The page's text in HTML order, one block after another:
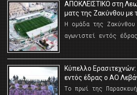
AΠΟΚΛΕΙΣΤΙΚΟ στη
ματς της Ζακύνθου με
Η ομάδα της Ζακύνθου
αγωνιστεί εντός
Κύπελλο
εντός έδρας ο ΑΟ
Το πρωί της